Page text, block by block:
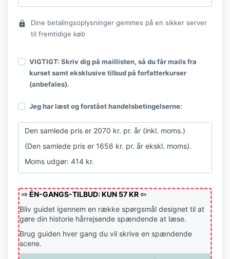
lock
Dine betalingsoplysninger gemmes på en sikker server
til fremtidige køb
VIGTIGT: Skriv dig på maillisten, så du får mails fra
kurset samt eksklusive tilbud på forfatterkurser
(anbefales).
Jeg har læst og forstået handelsbetingelserne:
Den samlede pris er 2070 kr. pr. år (inkl. moms.)
(Den samlede pris er 1656 kr. pr. år ekskl. moms).
Moms udgør: 414 kr.
Produkter og tjenester udbydes af Pen og Pondus
Sunds. CVR-nr. 37154245.
Kontakt mig hurtigst via
hej@lenedybdahl.com
⇨ÉN-GANGS-TILBUD: KUN 57 KR⇦
Bliv guidet igennem en række spørgsmål designet til at
gøre din historie hårrejsende spændende at læse.
Brug guiden hver gang du vil skrive en spændende
scene.